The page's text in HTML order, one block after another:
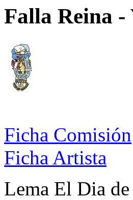
Falla Reina
Ficha Comisión
Ficha Artista
Lema El Dia